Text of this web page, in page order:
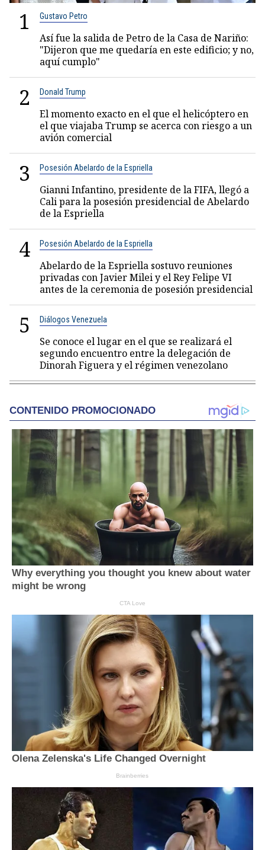
1 Gustavo Petro
Así fue la salida de Petro de la Casa de Nariño:
"Dijeron que me quedaría en este edificio; y no,
aquí cumplo"
2 Donald Trump
El momento exacto en el que el helicóptero en
el que viajaba Trump se acerca con riesgo a un
avión comercial
3 Posesión Abelardo de la Espriella
Gianni Infantino, presidente de la FIFA, llegó a
Cali para la posesión presidencial de Abelardo
de la Espriella
4 Posesión Abelardo de la Espriella
Abelardo de la Espriella sostuvo reuniones
privadas con Javier Milei y el Rey Felipe VI
antes de la ceremonia de posesión presidencial
5 Diálogos Venezuela
Se conoce el lugar en el que se realizará el
segundo encuentro entre la delegación de
Dinorah Figuera y el régimen venezolano